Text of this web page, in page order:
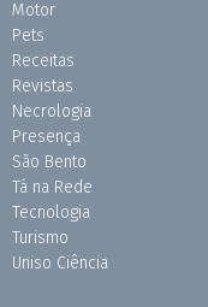
Motor
Pets
Receitas
Revistas
Necrologia
Presença
São Bento
Tá na Rede
Tecnologia
Turismo
Uniso Ciência